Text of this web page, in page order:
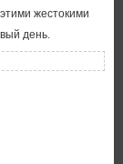
жестокими
день.